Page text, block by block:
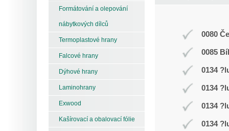
Formátování a olepování
nábytkových dílců
Termoplastové hrany
Falcové hrany
Dýhové hrany
Laminohrany
Exwood
Kašírovací a obalovací fólie
0080
0085
0134
0134
0134
0134